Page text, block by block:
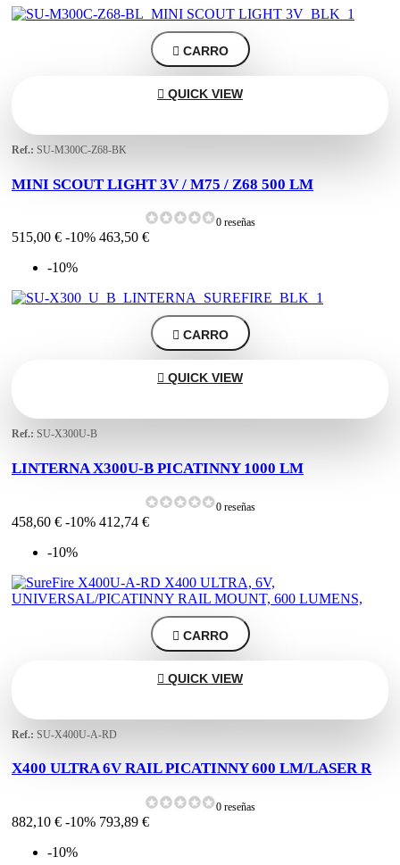
 CARRO
 QUICK VIEW
Ref.: SU-M300C-Z68-BK
MINI SCOUT LIGHT 3V / M75 / Z68 500 LM
0 reseñas
515,00 € -10% 463,50 €
-10%
 CARRO
 QUICK VIEW
Ref.: SU-X300U-B
LINTERNA X300U-B PICATINNY 1000 LM
0 reseñas
458,60 € -10% 412,74 €
-10%
 CARRO
 QUICK VIEW
Ref.: SU-X400U-A-RD
X400 ULTRA 6V RAIL PICATINNY 600 LM/LASER R
0 reseñas
882,10 € -10% 793,89 €
-10%